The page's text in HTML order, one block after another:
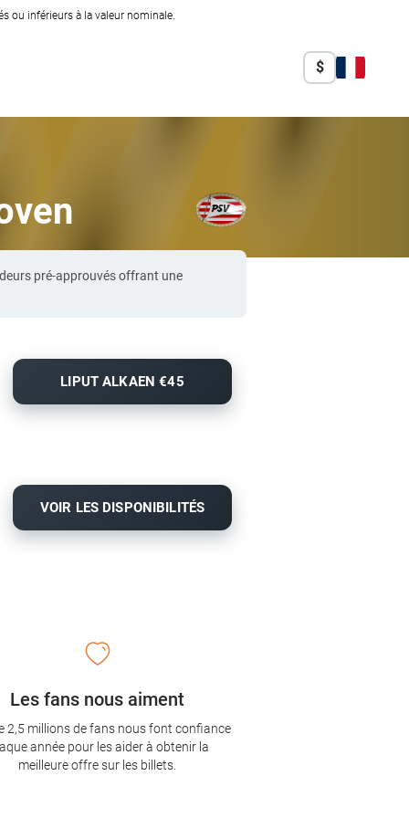
ou inférieurs à la valeur nominale.
$
pré-approuvés offrant une
LIPUT ALKAEN €45
VOIR LES DISPONIBILITÉS
Les fans nous aiment
2,5 millions de fans nous font confiance
année pour les aider à obtenir la
meilleure offre sur les billets.